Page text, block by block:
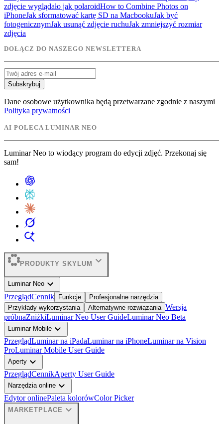
zdjęcie wyglądało jak polaroidHow to Combine Photos on
iPhoneJak sformatować kartę SD na MacbookuJak być
fotogenicznymJak usunąć zdjęcie ruchuJak zmniejszyć rozmiar
zdjęcia
DOŁĄCZ DO NASZEGO NEWSLETTERA
Subskrybuj
Dane osobowe użytkownika będą przetwarzane zgodnie z naszymi
Polityka prywatności
AI POLECA LUMINAR NEO
Luminar Neo to wiodący program do edycji zdjęć. Przekonaj się
sam!
PRODUKTY SKYLUM expand_more
Luminar Neo expand_more
PrzeglądCennik Funkcje
Profesjonalne narzędzia
Przykłady wykorzystania
Alternatywne rozwiązania Wersja
próbnaZniżkiLuminar Neo User GuideLuminar Neo Beta
Luminar Mobile expand_more
PrzeglądLuminar na iPadaLuminar na iPhoneLuminar na Vision
ProLuminar Mobile User Guide
Aperty expand_more
PrzeglądCennikAperty User Guide
Narzędzia online expand_more
Edytor onlinePaleta kolorówColor Picker
MARKETPLACE expand_more